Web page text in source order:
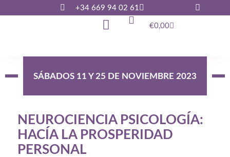
+34 669 94 02 61
€0,00
SÁBADOS 11 Y 25 DE NOVIEMBRE 2023
NEUROCIENCIA PSICOLOGÍA:
HACÍA LA PROSPERIDAD
PERSONAL